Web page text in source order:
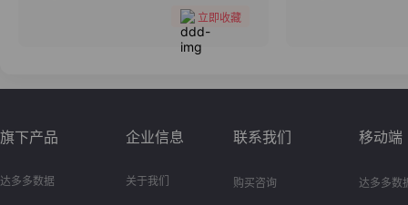
立即收藏
旗下产品
达多多数据
企业信息
关于我们
联系我们
购买咨询
移动端
达多多数